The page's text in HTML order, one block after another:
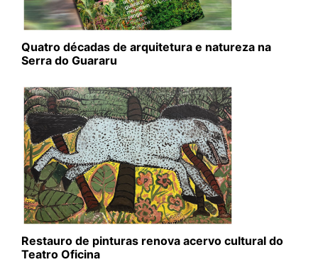
Quatro décadas de arquitetura e natureza na
Serra do Guararu
Restauro de pinturas renova acervo cultural do
Teatro Oficina